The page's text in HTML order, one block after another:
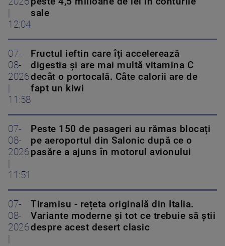
|
12:04
sale
07-
08-
2026
|
11:58
Fructul ieftin care îți accelerează
digestia și are mai multă vitamina C
decât o portocală. Câte calorii are de
fapt un kiwi
07-
08-
2026
|
11:51
Peste 150 de pasageri au rămas blocați
pe aeroportul din Salonic după ce o
pasăre a ajuns în motorul avionului
07-
08-
2026
|
Tiramisu - rețeta originală din Italia.
Variante moderne și tot ce trebuie să știi
despre acest desert clasic